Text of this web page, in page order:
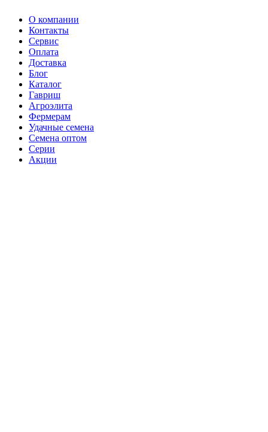
О компании
Контакты
Сервис
Оплата
Доставка
Блог
Каталог
Гавриш
Агроэлита
Фермерам
Удачные семена
Семена оптом
Серии
Акции